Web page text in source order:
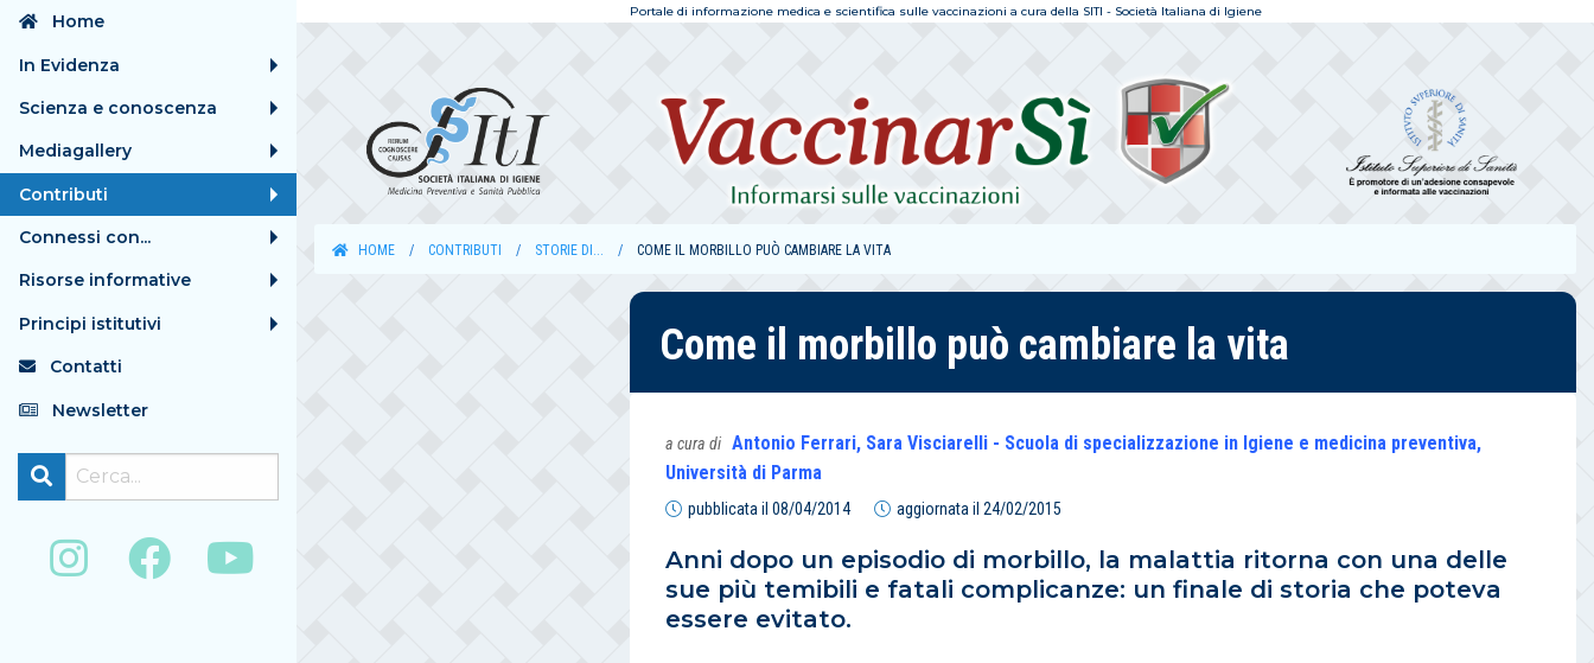
Home
In Evidenza
Scienza e conoscenza
Mediagallery
Contributi
Connessi con...
Risorse informative
Principi istitutivi
Contatti
Newsletter
Portale di informazione medica e scientifica sulle vaccinazioni a cura della SITI - Società Italiana di Igiene
HOME CONTRIBUTI STORIE DI... COME IL MORBILLO PUÒ CAMBIARE LA VITA
Come il morbillo può cambiare la vita
a cura di Antonio Ferrari, Sara Visciarelli - Scuola di specializzazione in Igiene e medicina preventiva,
Università di Parma
pubblicata il 08/04/2014 aggiornata il 24/02/2015
Anni dopo un episodio di morbillo, la malattia ritorna con una delle
sue più temibili e fatali complicanze: un finale di storia che poteva
essere evitato.